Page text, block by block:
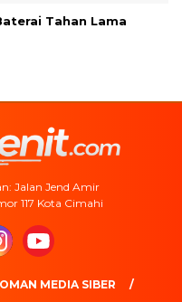
Tahan Lama
Jalan Jend Amir
117 Kota Cimahi
MEDIA SIBER